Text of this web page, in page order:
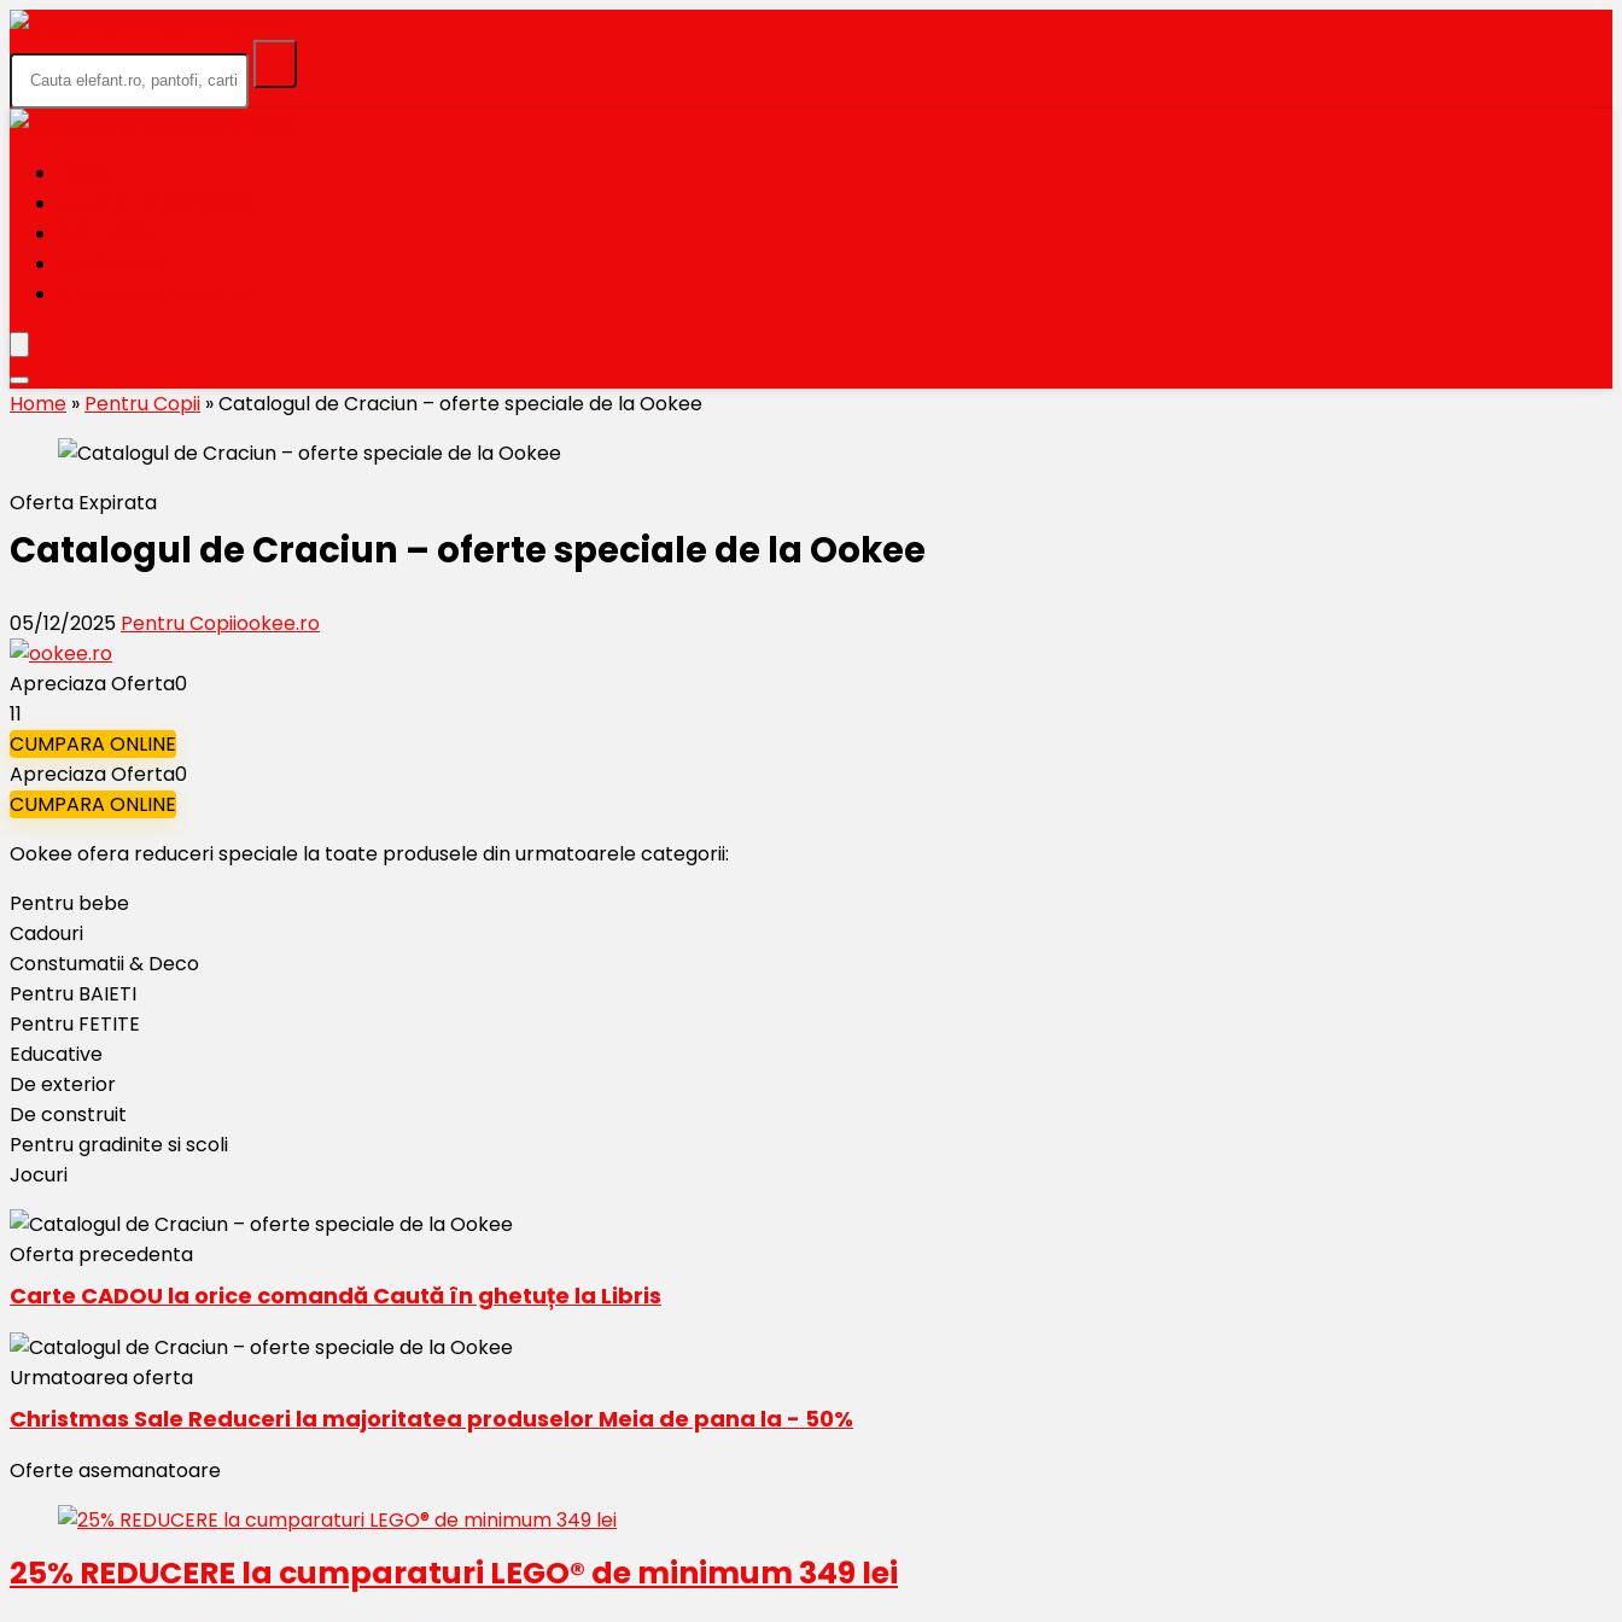
Home » Pentru Copii »Catalogul de Craciun – oferte speciale de la Ookee
Oferta Expirata
Catalogul de Craciun – oferte speciale de la Ookee
05/12/2025 Pentru Copiiookee.ro
Apreciaza Oferta0
11
CUMPARA ONLINE
Apreciaza Oferta0
CUMPARA ONLINE
Ookee ofera reduceri speciale la toate produsele din urmatoarele categorii:
Pentru bebe
Cadouri
Constumatii & Deco
Pentru BAIETI
Pentru FETITE
Educative
De exterior
De construit
Pentru gradinite si scoli
Jocuri
Oferta precedenta
Carte CADOU la orice comandă Caută în ghetuțe la Libris
Urmatoarea oferta
Christmas Sale Reduceri la majoritatea produselor Meia de pana la - 50%
Oferte asemanatoare
25% REDUCERE la cumparaturi LEGO® de minimum 349 lei